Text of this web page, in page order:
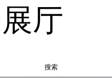
厅
搜索